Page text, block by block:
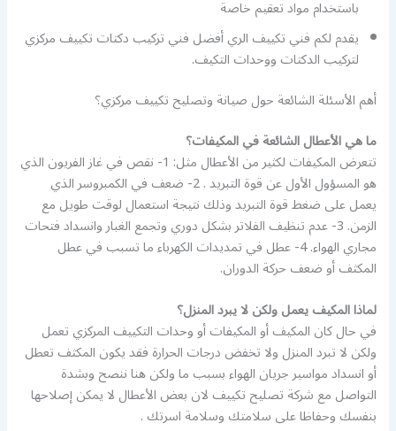
باستخدام مواد تعقيم خاصة
يقدم لكم فني تكييف الري أفضل فني تركيب دكتات تكييف مركزي
لتركيب الدكتات ووحدات التكيف.
أهم الأسئلة الشائعة حول صيانة وتصليح تكييف مركزي؟
ما هي الأعطال الشائعة في المكيفات؟
تتعرض المكيفات لكثير من الأعطال مثل: 1- نقص في غاز الفريون الذي
هو المسؤول الأول عن قوة التبريد . 2- ضعف في الكمبروسر الذي
يعمل على ضغط قوة التبريد وذلك نتيجة استعمال لوقت طويل مع
الزمن. 3- عدم تنظيف الفلاتر بشكل دوري وتجمع الغبار وانسداد فتحات
مجاري الهواء. 4- عطل في تمديدات الكهرباء ما تسبب في عطل
المكثف أو ضعف حركة الدوران.
لماذا المكيف يعمل ولكن لا يبرد المنزل؟
في حال كان المكيف أو المكيفات أو وحدات التكييف المركزي تعمل
ولكن لا تبرد المنزل ولا تخفض درجات الحرارة فقد يكون المكثف تعطل
أو انسداد مواسير جريان الهواء بسبب ما ولكن هنا ننصح وبشدة
التواصل مع شركة تصليح تكييف لان بعض الأعطال لا يمكن إصلاحها
بنفسك وحفاظا على سلامتك وسلامة اسرتك .